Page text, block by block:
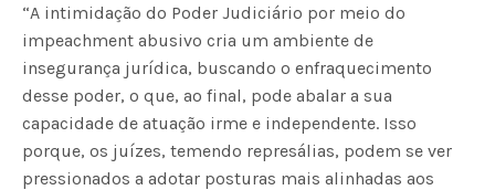
“A intimidação do Poder Judiciário por meio do
impeachment abusivo cria um ambiente de
insegurança jurídica, buscando o enfraquecimento
desse poder, o que, ao final, pode abalar a sua
capacidade de atuação irme e independente. Isso
porque, os juízes, temendo represálias, podem se ver
pressionados a adotar posturas mais alinhadas aos